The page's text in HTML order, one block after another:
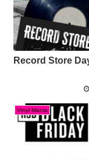
Record Store
Vinyl Mania